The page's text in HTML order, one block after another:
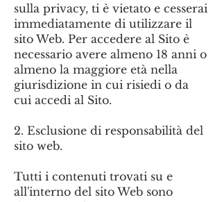
sulla privacy, ti è vietato e cesserai
immediatamente di utilizzare il
sito Web. Per accedere al Sito è
necessario avere almeno 18 anni o
almeno la maggiore età nella
giurisdizione in cui risiedi o da
cui accedi al Sito.
2. Esclusione di responsabilità del
sito web.
Tutti i contenuti trovati su e
all'interno del sito Web sono